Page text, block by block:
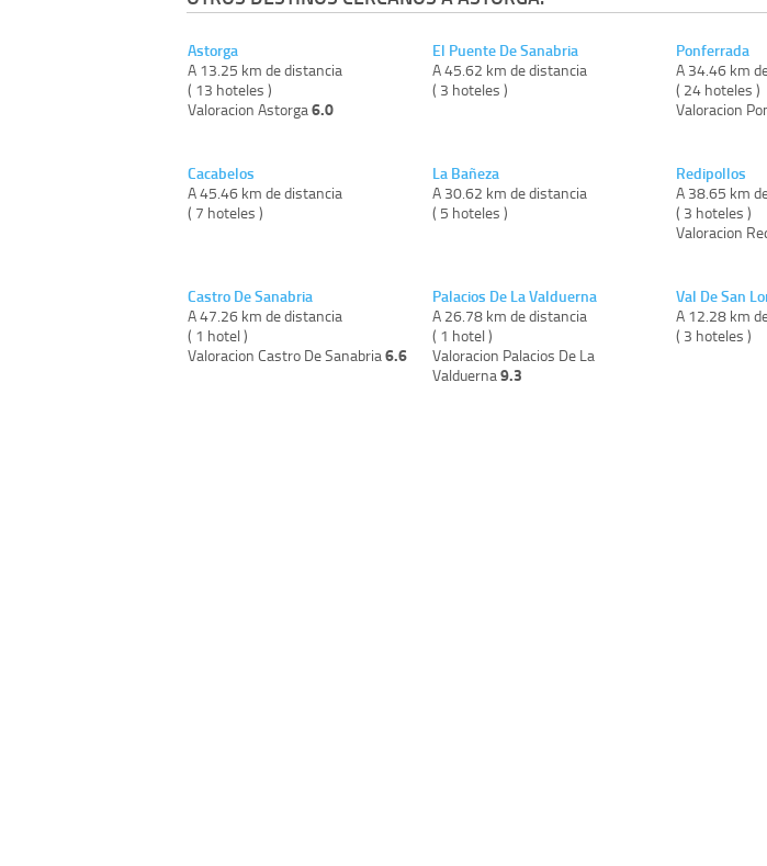
Astorga
A 13.25 km de distancia
( 13 hoteles )
Valoracion Astorga6.0
Cacabelos
A 45.46 km de distancia
( 7 hoteles )
Castro De Sanabria
A 47.26 km de distancia
( 1 hotel )
Valoracion Castro De Sanabria6.6
El Puente De Sanabria
A 45.62 km de distancia
( 3 hoteles )
La Bañeza
A 30.62 km de distancia
( 5 hoteles )
Palacios De La Valduerna
A 26.78 km de distancia
( 1 hotel )
Valoracion Palacios De La
Valduerna9.3
Ponferrada
A 34.46 km
( 24 hoteles )
Valoracion
Redipollos
A 38.65 km
( 3 hoteles )
Valoracion
Val De San
A 12.28 km
( 3 hoteles )